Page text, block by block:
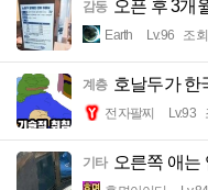
감동 오픈 후 3개
Earth Lv.96 조
계층 호날두가 한
전자팔찌 Lv.93
기타 오른쪽 애는